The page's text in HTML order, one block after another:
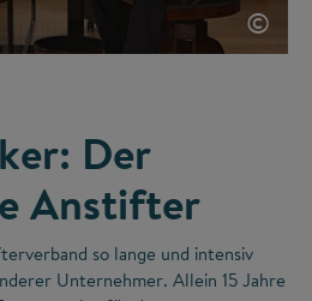
©
Der
Anstifter
so lange und intensiv
Unternehmer. Allein 15 Jahre